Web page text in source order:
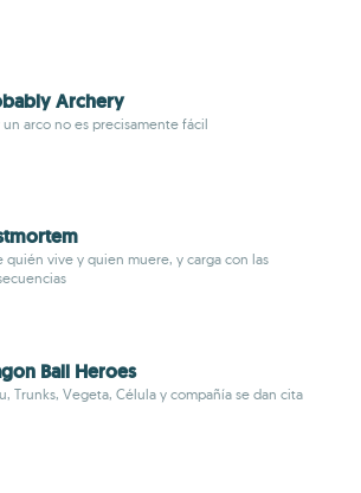
Archery
un arco no es precisamente fácil
quién vive y quien muere, y carga con las
Ball Heroes
Trunks, Vegeta, Célula y compañía se dan cita